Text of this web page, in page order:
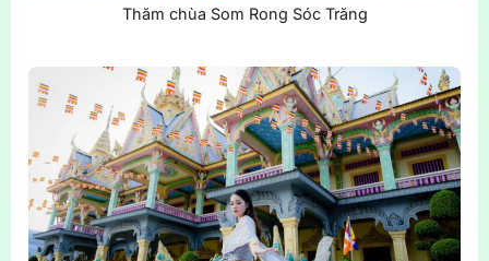
Thăm chùa Som Rong Sóc Trăng